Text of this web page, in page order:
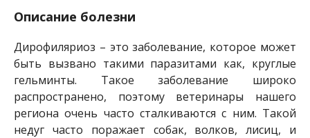
Описание болезни
Дирофиляриоз – это заболевание, которое может
быть вызвано такими паразитами как, круглые
гельминты. Такое заболевание широко
распространено, поэтому ветеринары нашего
региона очень часто сталкиваются с ним. Такой
недуг часто поражает собак, волков, лисиц, и